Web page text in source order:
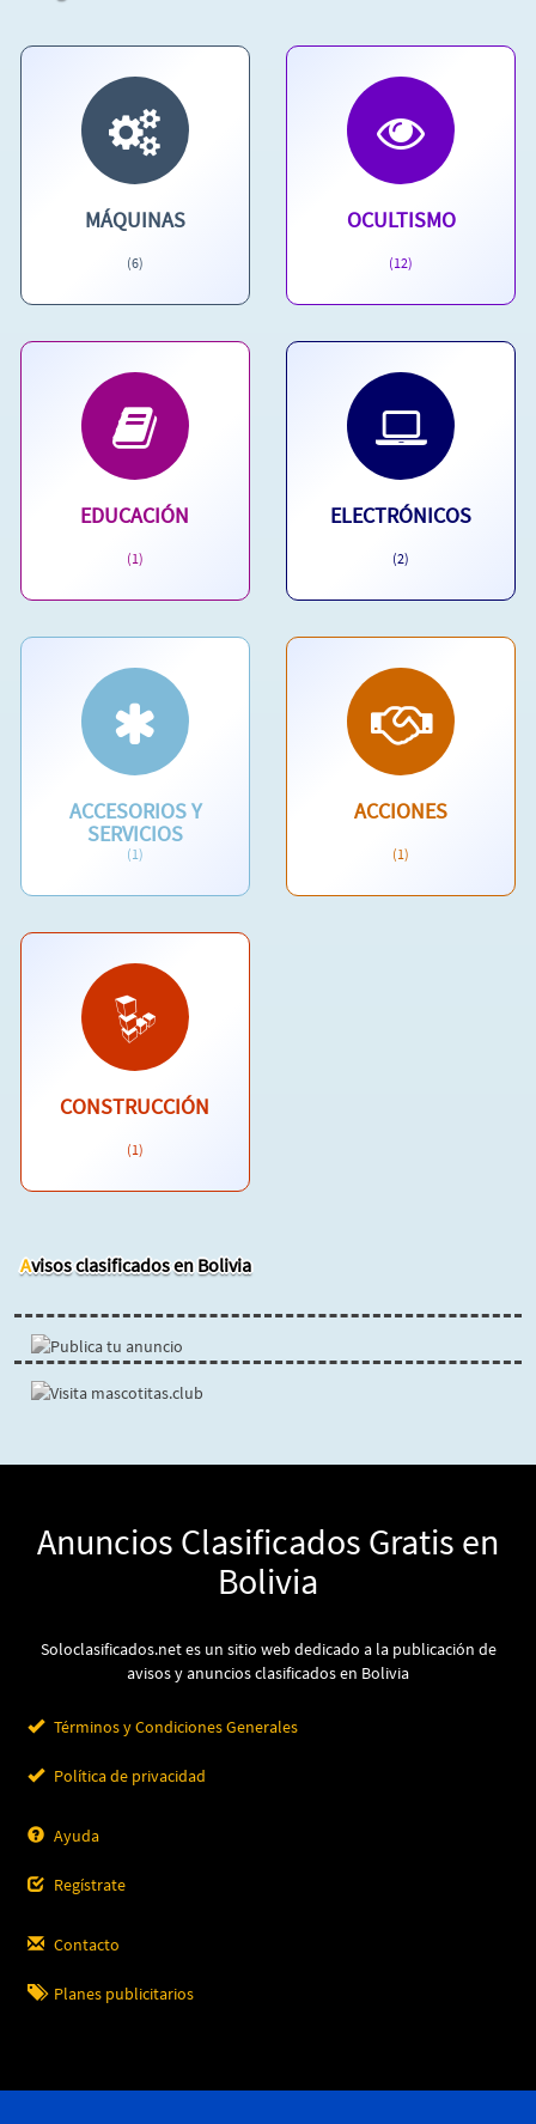
MÁQUINAS
(6)
OCULTISMO
(12)
EDUCACIÓN
(1)
ELECTRÓNICOS
(2)
ACCESORIOS Y
SERVICIOS
(1)
ACCIONES
(1)
CONSTRUCCIÓN
(1)
Avisos clasificados en Bolivia
Anuncios Clasificados Gratis en
Bolivia
Soloclasificados.net es un sitio web dedicado a la publicación de
avisos y anuncios clasificados en Bolivia
Términos y Condiciones Generales
Política de privacidad
Ayuda
Regístrate
Contacto
Planes publicitarios